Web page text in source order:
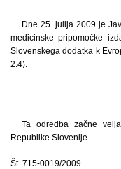
Dne 25. julija 2009 je
medicinske pripomočke
Slovenskega dodatka k
2.4).
Ta odredba začne
Republike Slovenije.
Št. 715-0019/2009